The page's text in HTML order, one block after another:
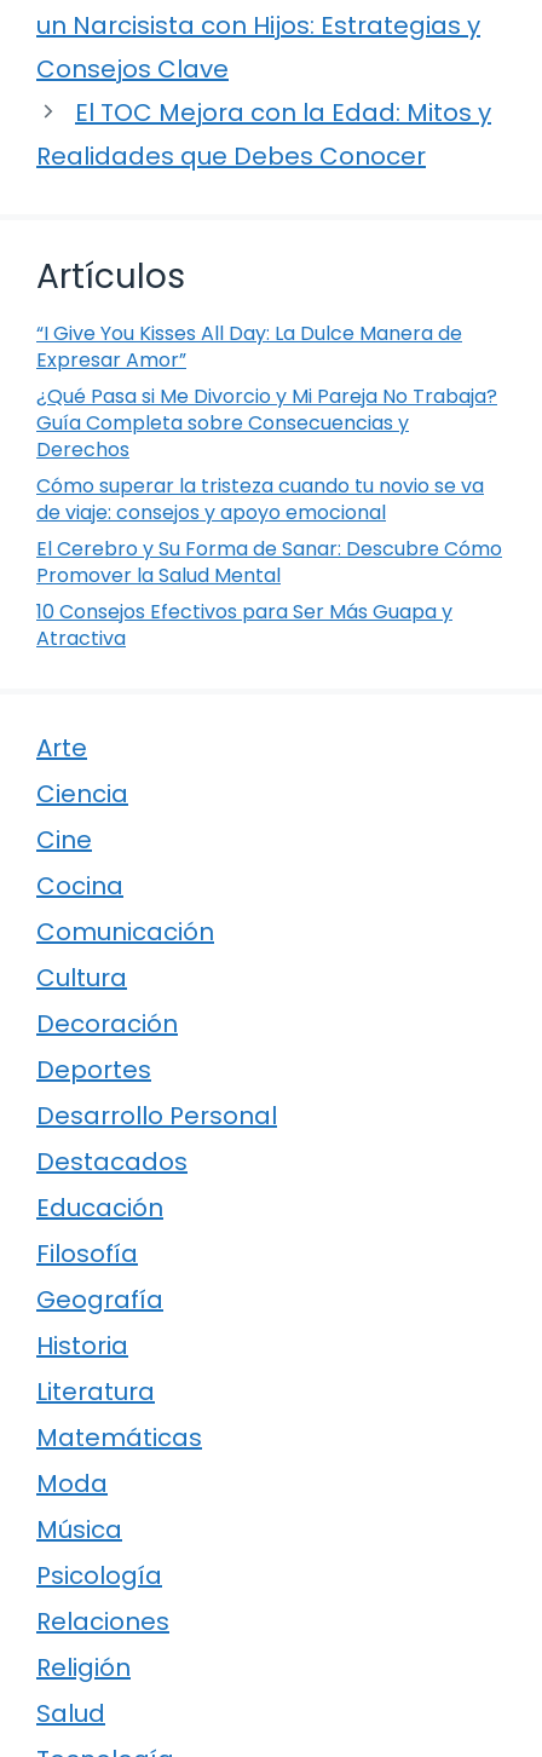
un Narcisista con Hijos: Estrategias y
Consejos Clave
El TOC Mejora con la Edad: Mitos y
Realidades que Debes Conocer
Artículos
“I Give You Kisses All Day: La Dulce Manera de
Expresar Amor”
¿Qué Pasa si Me Divorcio y Mi Pareja No Trabaja?
Guía Completa sobre Consecuencias y
Derechos
Cómo superar la tristeza cuando tu novio se va
de viaje: consejos y apoyo emocional
El Cerebro y Su Forma de Sanar: Descubre Cómo
Promover la Salud Mental
10 Consejos Efectivos para Ser Más Guapa y
Atractiva
Arte
Ciencia
Cine
Cocina
Comunicación
Cultura
Decoración
Deportes
Desarrollo Personal
Destacados
Educación
Filosofía
Geografía
Historia
Literatura
Matemáticas
Moda
Música
Psicología
Relaciones
Religión
Salud